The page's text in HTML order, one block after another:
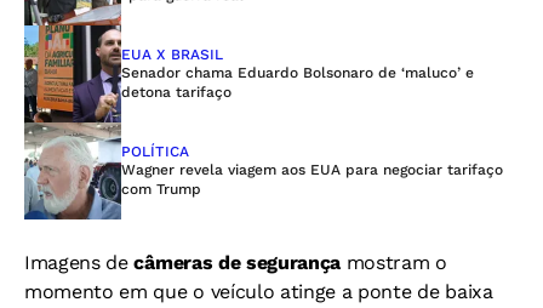
EUA X BRASIL
Senador chama Eduardo Bolsonaro de ‘maluco’ e
detona tarifaço
POLÍTICA
Wagner revela viagem aos EUA para negociar tarifaço
com Trump
Imagens decâmeras de segurança mostram o
momento em que o veículo atinge a ponte de baixa